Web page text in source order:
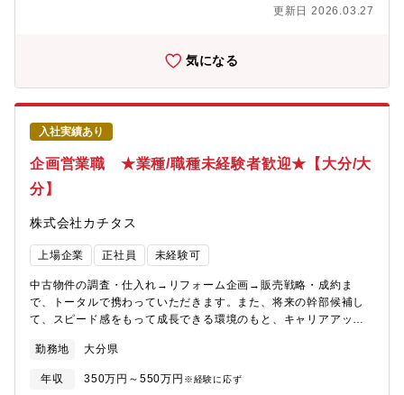
https://www.daiwahouse.co.jp/recruit/freshers/index.html■働く
https://www.daiwahouse.co.jp/recruit/person/index.html
更新日 2026.03.27
気になる
入社実績あり
企画営業職 ★業種/職種未経験者歓迎★【大分/大
分】
株式会社カチタス
上場企業 正社員 未経験可
中古物件の調査・仕入れ→リフォーム企画→販売戦略・成約ま
で、トータルで携わっていただきます。また、将来の幹部候補し
て、スピード感をもって成長できる環境のもと、キャリアアップ
に赴き、「どのような方に住んでいただきたいか」お客様像をイ
メージしながら中古物件の仕入れを行います。(2)リフォーム企
画：お客様が住まいに求めることはなにかを考えながら、リフォ
勤務地 大分県
年収 350万円～550万円 ※経験に応ず